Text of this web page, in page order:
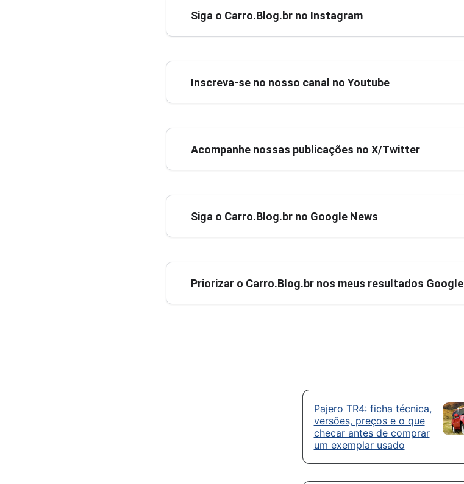
Siga o Carro.Blog.br no Instagram
Inscreva-se no nosso canal no Youtube
Acompanhe nossas publicações no X/Twitter
Siga o Carro.Blog.br no Google News
Priorizar o Carro.Blog.br nos meus resultados Google
Pajero TR4: ficha técnica,
versões, preços e o que
checar antes de comprar
um exemplar usado